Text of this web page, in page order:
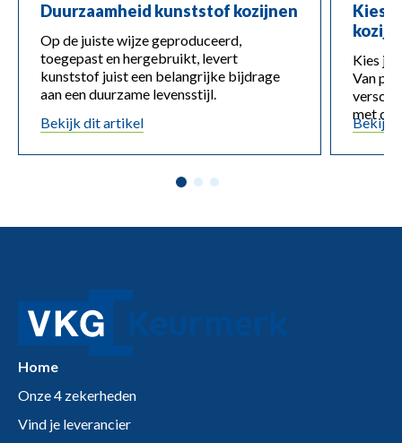
Duurzaamheid kunststof kozijnen
Op de juiste wijze geproduceerd,
toegepast en hergebruikt, levert
kunststof juist een belangrijke bijdrage
aan een duurzame levensstijl.
Bekijk dit artikel
Kies
Kies je
Van
met
Bekijk
Home
Onze 4 zekerheden
Vind je leverancier